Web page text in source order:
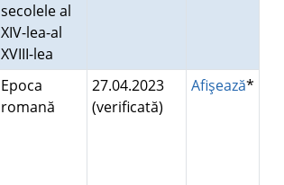
secolele al
XIV-lea-al
XVIII-lea
Epoca
romană
27.04.2023
(verificată)
Afişează*